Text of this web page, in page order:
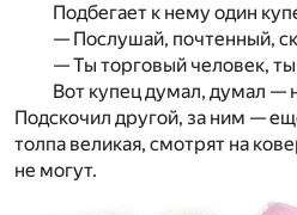
Подбегает к нему один
— Послушай, почтенный,
— Ты торговый человек, ты
Вот купец думал, думал —
Подскочил другой, за ним —
толпа великая, смотрят на
не могут.